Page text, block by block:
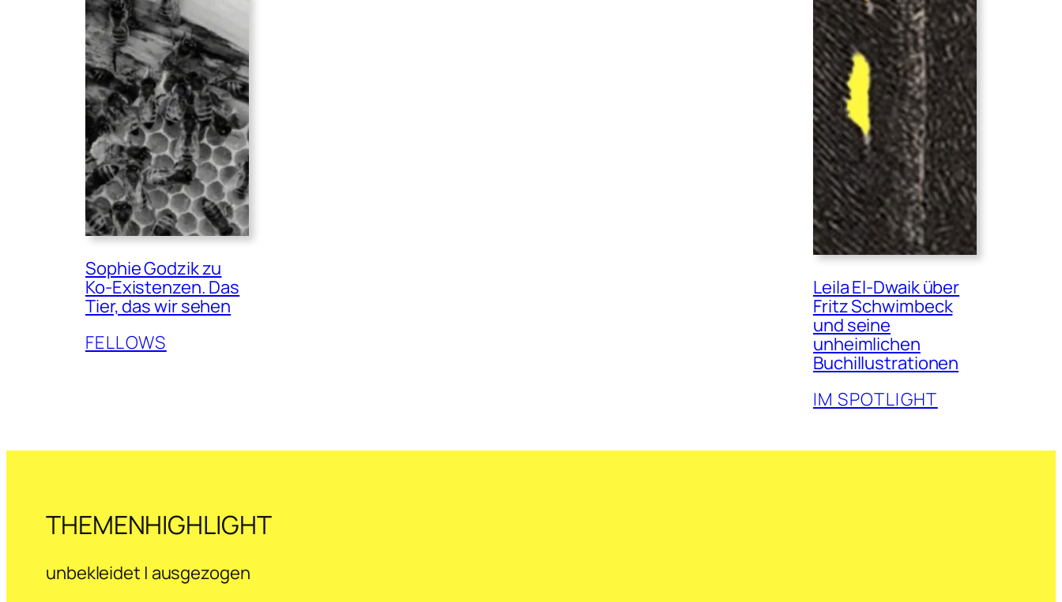
Sophie Godzik zu
Ko-Existenzen. Das
Tier, das wir sehen
FELLOWS
Leila El-Dwaik über
Fritz Schwimbeck
und seine
unheimlichen
Buchillustrationen
IM SPOTLIGHT
THEMENHIGHLIGHT
unbekleidet | ausgezogen